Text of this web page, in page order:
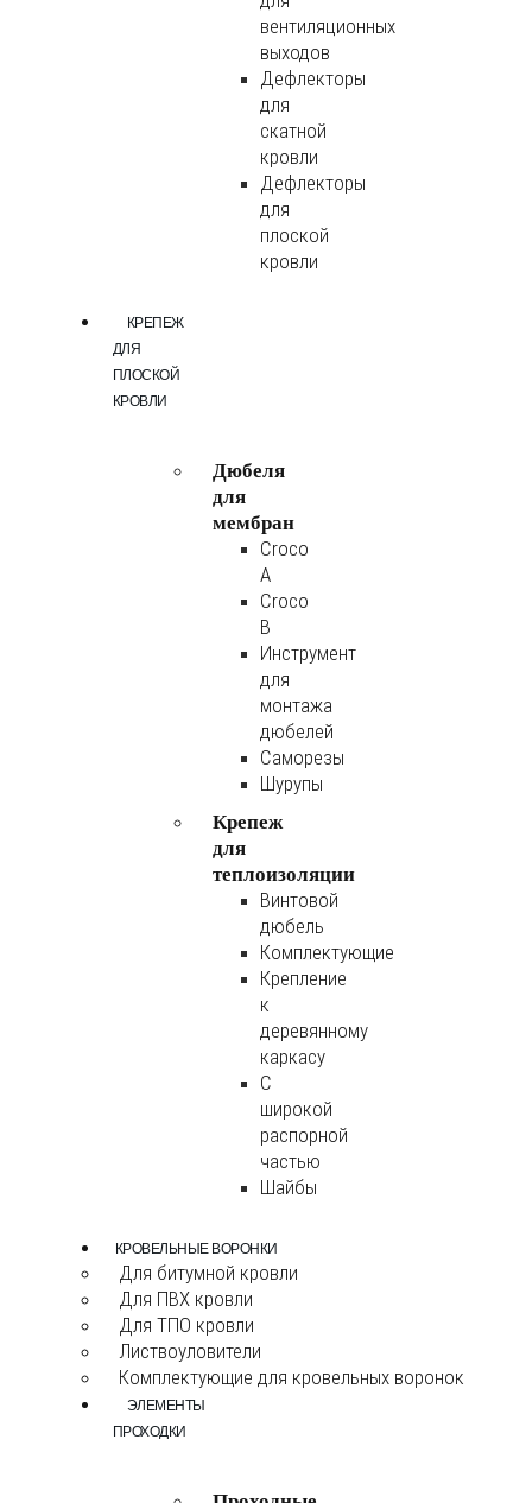
вентиляционных
выходов
Дефлекторы
для
скатной
кровли
Дефлекторы
для
плоской
кровли
КРЕПЕЖ
ДЛЯ
ПЛОСКОЙ
КРОВЛИ
Дюбеля
для
мембран
Croco
A
Croco
B
Инструмент
для
монтажа
дюбелей
Саморезы
Шурупы
Крепеж
для
теплоизоляции
Винтовой
дюбель
Комплектующие
Крепление
к
деревянному
каркасу
С
широкой
распорной
частью
Шайбы
КРОВЕЛЬНЫЕ ВОРОНКИ
Для битумной кровли
Для ПВХ кровли
Для ТПО кровли
Листвоуловители
Комплектующие для кровельных воронок
ЭЛЕМЕНТЫ
ПРОХОДКИ